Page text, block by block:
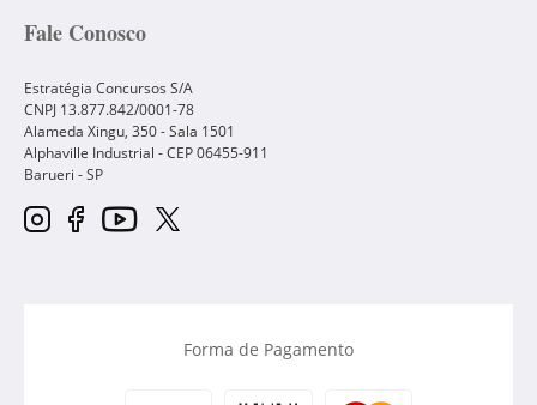
Fale Conosco
Estratégia Concursos S/A
CNPJ 13.877.842/0001-78
Alameda Xingu, 350 - Sala 1501
Alphaville Industrial - CEP06455-911
Barueri -SP
Forma de Pagamento